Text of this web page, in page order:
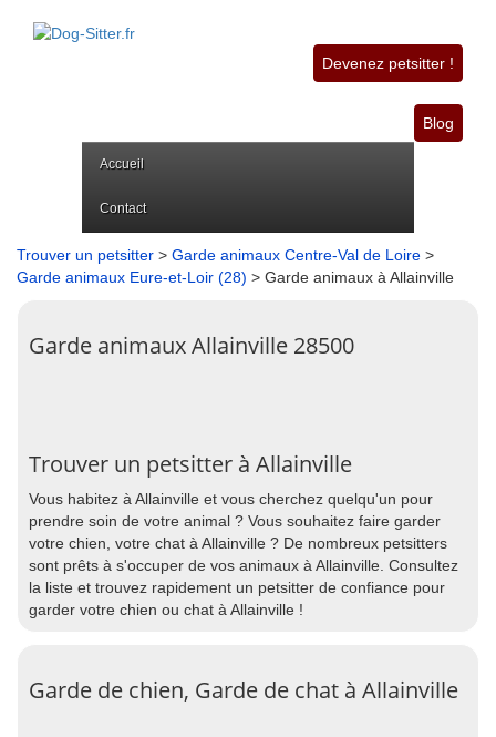
Devenez petsitter !
Blog
Accueil
Contact
Trouver un petsitter > Garde animaux Centre-Val de Loire >
Garde animaux Eure-et-Loir (28) > Garde animaux à Allainville
Garde animaux Allainville 28500
Trouver un petsitter à Allainville
Vous habitez à Allainville et vous cherchez quelqu'un pour
prendre soin de votre animal ? Vous souhaitez faire garder
votre chien, votre chat à Allainville ? De nombreux petsitters
sont prêts à s'occuper de vos animaux à Allainville. Consultez
la liste et trouvez rapidement un petsitter de confiance pour
garder votre chien ou chat à Allainville !
Garde de chien, Garde de chat à Allainville